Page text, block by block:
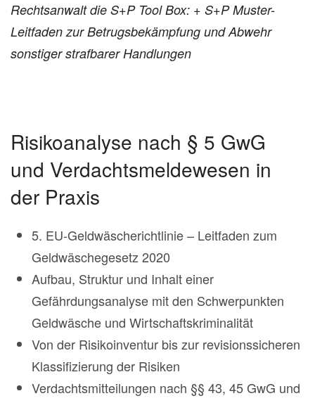
Rechtsanwalt die S+P Tool Box: + S+P Muster-
Leitfaden zur Betrugsbekämpfung und Abwehr
sonstiger strafbarer Handlungen
Risikoanalyse nach § 5 GwG
und Verdachtsmeldewesen in
der Praxis
5. EU-Geldwäscherichtlinie – Leitfaden zum
Geldwäschegesetz 2020
Aufbau, Struktur und Inhalt einer
Gefährdungsanalyse mit den Schwerpunkten
Geldwäsche und Wirtschaftskriminalität
Von der Risikoinventur bis zur revisionssicheren
Klassifizierung der Risiken
Verdachtsmitteilungen nach §§ 43, 45 GwG und